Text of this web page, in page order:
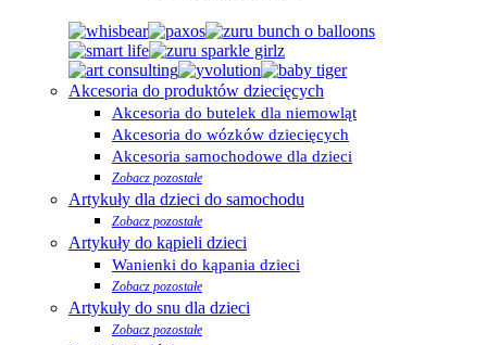
Akcesoria do produktów dziecięcych
Akcesoria do butelek dla niemowląt
Akcesoria do wózków dziecięcych
Akcesoria samochodowe dla dzieci
Zobacz pozostałe
Artykuły dla dzieci do samochodu
Zobacz pozostałe
Artykuły do kąpieli dzieci
Wanienki do kąpania dzieci
Zobacz pozostałe
Artykuły do snu dla dzieci
Zobacz pozostałe